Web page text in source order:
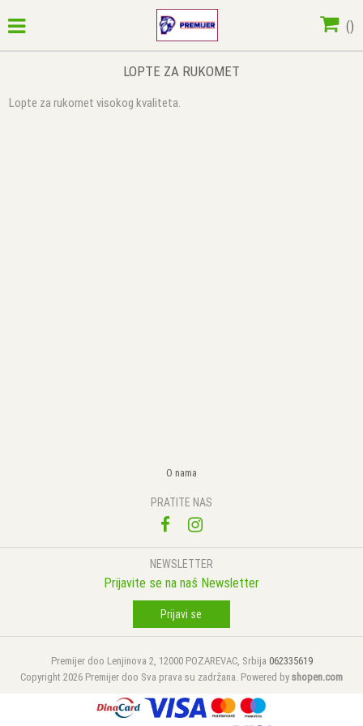
()
LOPTE ZA RUKOMET
Lopte za rukomet visokog kvaliteta.
O nama
PRATITE NAS
NEWSLETTER
Prijavite se na naš Newsletter
Prijavi se
Premijer doo Lenjinova 2, 12000 POZAREVAC, Srbija 062335619
Copyright 2026 Premijer doo Sva prava su zadržana. Powered byshopen.com